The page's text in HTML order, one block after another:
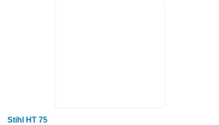
Stihl HT 75